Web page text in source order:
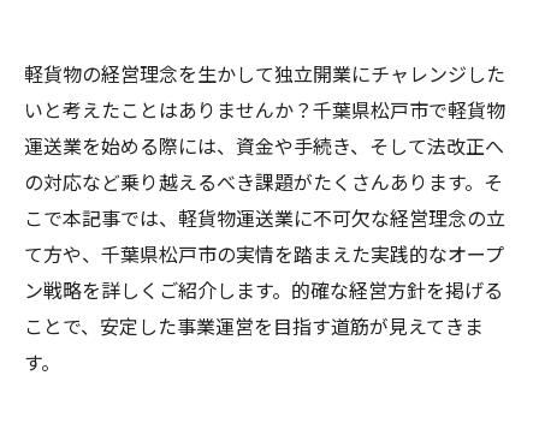
軽貨物の経営理念を生かして独立開業にチャレンジした
いと考えたことはありませんか？千葉県松戸市で軽貨物
運送業を始める際には、資金や手続き、そして法改正へ
の対応など乗り越えるべき課題がたくさんあります。そ
こで本記事では、軽貨物運送業に不可欠な経営理念の立
て方や、千葉県松戸市の実情を踏まえた実践的なオープ
ン戦略を詳しくご紹介します。的確な経営方針を掲げる
ことで、安定した事業運営を目指す道筋が見えてきま
す。